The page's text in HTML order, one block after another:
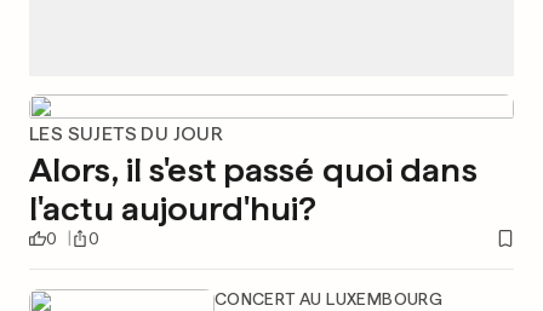
LES SUJETS DU JOUR
Alors, il s'est passé quoi dans
l'actu aujourd'hui?
0 0
CONCERT AU LUXEMBOURG